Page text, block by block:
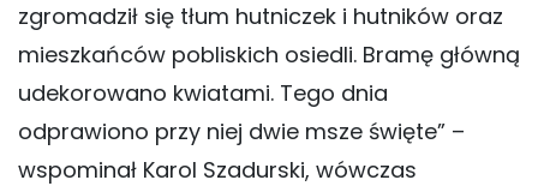
zgromadził się tłum hutniczek i hutników oraz
mieszkańców pobliskich osiedli. Bramę główną
udekorowano kwiatami. Tego dnia
odprawiono przy niej dwie msze święte” –
wspominał Karol Szadurski, wówczas